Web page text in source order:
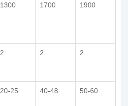
1300 1700 1900
2 2 2
20-25 40-48 50-60